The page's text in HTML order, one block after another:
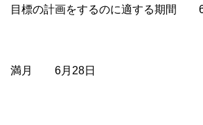
目標の計画をするのに適する期間
満月 6月28日